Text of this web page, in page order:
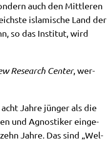
auch den Mitt­le­ren
isla­mi­sche Land der
so das Insti­tut, wird
Rese­arch Cen­ter, wer­
Jah­re jün­ger als die
und Agno­sti­ker ein­ge­
Jah­re. Das sind „Wel­